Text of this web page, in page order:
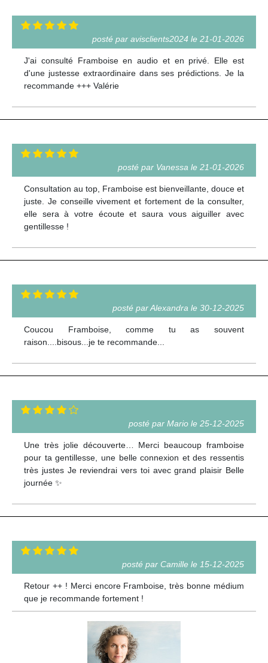
posté par avisclients2024 le 21-01-2026
J'ai consulté Framboise en audio et en privé. Elle est
d'une justesse extraordinaire dans ses prédictions. Je la
recommande +++ Valérie
posté par Vanessa le 21-01-2026
Consultation au top, Framboise est bienveillante, douce et
juste. Je conseille vivement et fortement de la consulter,
elle sera à votre écoute et saura vous aiguiller avec
gentillesse !
posté par Alexandra le 30-12-2025
Coucou Framboise, comme tu as souvent
raison....bisous...je te recommande...
posté par Mario le 25-12-2025
Une très jolie découverte… Merci beaucoup framboise
pour ta gentillesse, une belle connexion et des ressentis
très justes Je reviendrai vers toi avec grand plaisir Belle
journée ✨
posté par Camille le 15-12-2025
Retour ++ ! Merci encore Framboise, très bonne médium
que je recommande fortement !